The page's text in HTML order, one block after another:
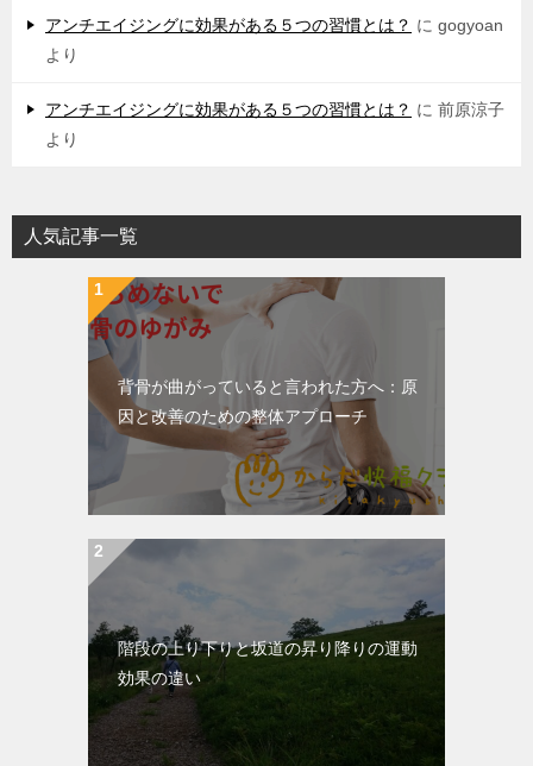
アンチエイジングに効果がある５つの習慣とは？ に gogyoan
より
アンチエイジングに効果がある５つの習慣とは？ に 前原涼子
より
人気記事一覧
背骨が曲がっていると言われた方へ：原
因と改善のための整体アプローチ
階段の上り下りと坂道の昇り降りの運動
効果の違い